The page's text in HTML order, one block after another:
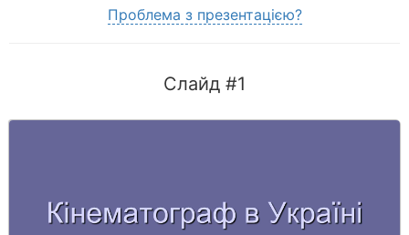
Проблема з презентацією?
Слайд #1